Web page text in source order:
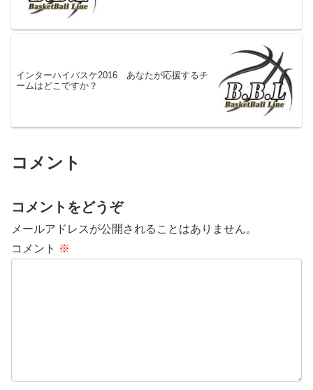
インターハイバスケ2016 あなたが応援するチ
ームはどこですか？
コメント
コメントをどうぞ
メールアドレスが公開されることはありません。
コメント ※